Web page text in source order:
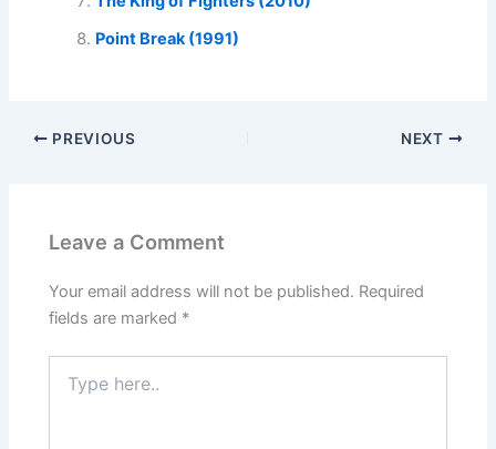
Point Break (1991)
PREVIOUS NEXT
Leave a Comment
Your email address will not be published. Required
fields are marked *
here..